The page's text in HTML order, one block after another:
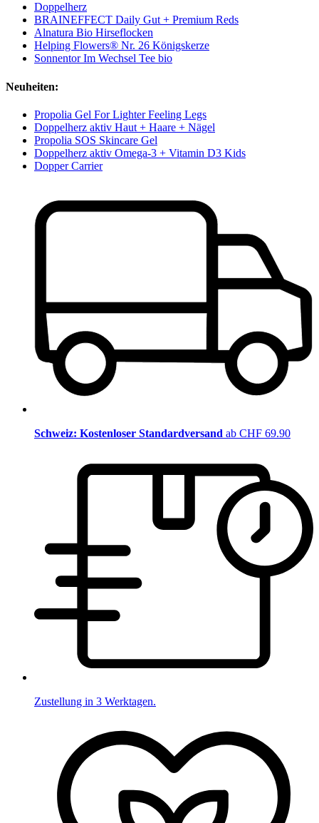
Doppelherz
BRAINEFFECT Daily Gut + Premium Reds
Alnatura Bio Hirseflocken
Helping Flowers® Nr. 26 Königskerze
Sonnentor Im Wechsel Tee bio
Neuheiten:
Propolia Gel For Lighter Feeling Legs
Doppelherz aktiv Haut + Haare + Nägel
Propolia SOS Skincare Gel
Doppelherz aktiv Omega-3 + Vitamin D3 Kids
Dopper Carrier
Schweiz: Kostenloser Standardversand ab CHF 69.90
Zustellung in 3 Werktagen.